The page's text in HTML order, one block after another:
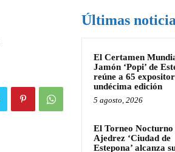
Últimas
El Certamen
Jamón ‘Popi’ de
reúne a 65
undécima edición
5 agosto, 2026
El Torneo Nocturno
Ajedrez ‘Ciudad de
Estepona’ alcanza